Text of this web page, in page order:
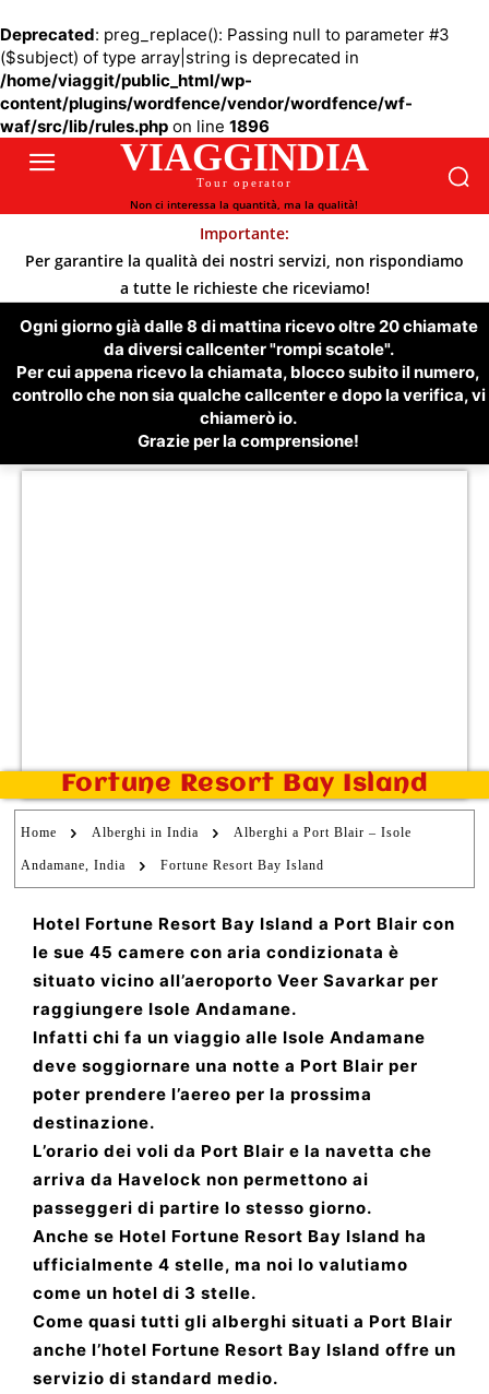
Deprecated: preg_replace(): Passing null to parameter #3
($subject) of type array|string is deprecated in
/home/viaggit/public_html/wp-
content/plugins/wordfence/vendor/wordfence/wf-
waf/src/lib/rules.php on line 1896
VIAGGINDIA
Tour operator
Non ci interessa la quantità, ma la qualità!
Importante:
Per garantire la qualità dei nostri servizi, non rispondiamo
a tutte le richieste che riceviamo!
Ogni giorno già dalle 8 di mattina ricevo oltre 20 chiamate
da diversi callcenter "rompi scatole".
Per cui appena ricevo la chiamata, blocco subito il numero,
controllo che non sia qualche callcenter e dopo la verifica, vi
chiamerò io.
Grazie per la comprensione!
Fortune Resort Bay Island
Home Alberghi in India Alberghi a Port Blair – Isole
Andamane, India Fortune Resort Bay Island
Hotel Fortune Resort Bay Island a Port Blair con
le sue 45 camere con aria condizionata è
situato vicino all’aeroporto Veer Savarkar per
raggiungere Isole Andamane.
Infatti chi fa un viaggio alle Isole Andamane
deve soggiornare una notte a Port Blair per
poter prendere l’aereo per la prossima
destinazione.
L’orario dei voli da Port Blair e la navetta che
arriva da Havelock non permettono ai
passeggeri di partire lo stesso giorno.
Anche se Hotel Fortune Resort Bay Island ha
ufficialmente 4 stelle, ma noi lo valutiamo
come un hotel di 3 stelle.
Come quasi tutti gli alberghi situati a Port Blair
anche l’hotel Fortune Resort Bay Island offre un
servizio di standard medio.